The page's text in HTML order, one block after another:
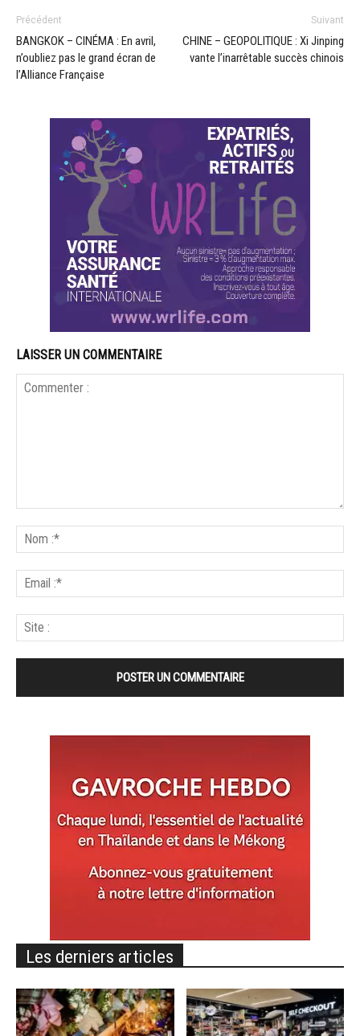
Précédent
BANGKOK – CINÉMA : En avril,
n’oubliez pas le grand écran de
l’Alliance Française
Suivant
CHINE – GEOPOLITIQUE : Xi Jinping
vante l’inarrêtable succès chinois
LAISSER UN COMMENTAIRE
Les derniers articles